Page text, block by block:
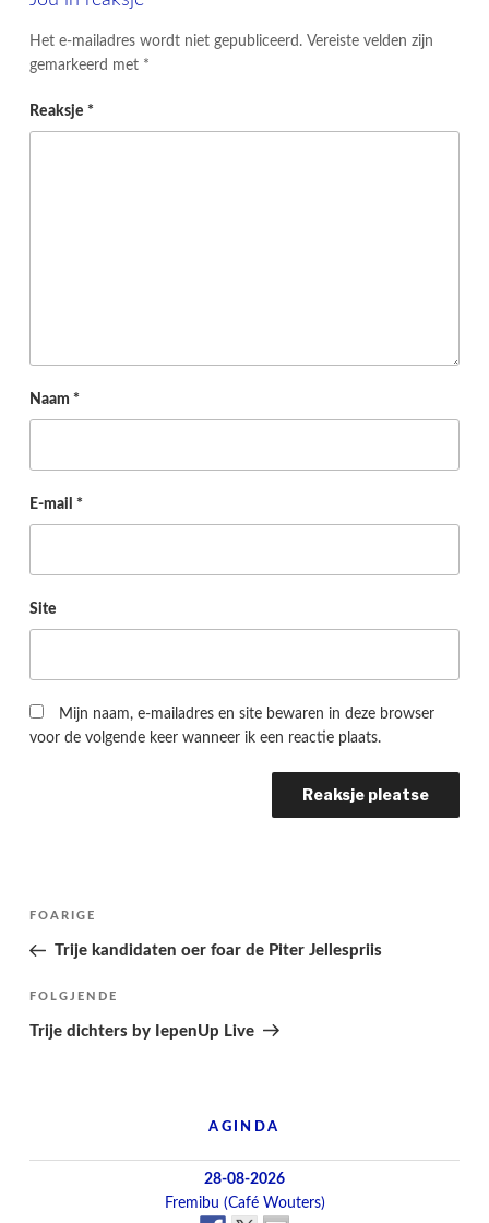
Het e-mailadres wordt niet gepubliceerd. Vereiste velden zijn
gemarkeerd met *
Reaksje *
Naam *
E-mail *
Site
Mijn naam, e-mailadres en site bewaren in deze browser
voor de volgende keer wanneer ik een reactie plaats.
Berichtnavigatie
Folgjende
pagina
FOARIGE
Trije kandidaten oer foar de Piter Jellespriis
Folgjend
berjocht
FOLGJENDE
Trije dichters by IepenUp Live
AGINDA
28-08-2026
Fremibu (Café Wouters)